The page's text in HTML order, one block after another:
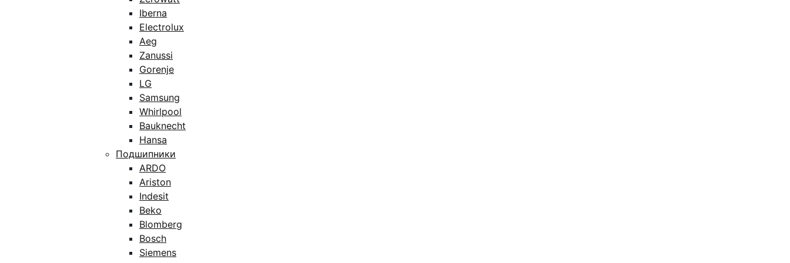
Iberna
Electrolux
Aeg
Zanussi
Gorenje
LG
Samsung
Whirlpool
Bauknecht
Hansa
Подшипники
ARDO
Ariston
Indesit
Beko
Blomberg
Bosch
Siemens